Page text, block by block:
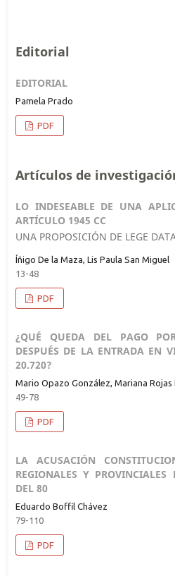
Editorial
EDITORIAL
Pamela Prado
PDF
Artículos de
LO INDESEABLE DE UNA
ARTÍCULO 1945 CC
UNA PROPOSICIÓN DE LEGE
Íñigo De la Maza, Lis Paula San Miguel
13-48
PDF
¿QUÉ QUEDA DEL PAGO
DESPUÉS DE LA ENTRADA EN
20.720?
Mario Opazo González, Mariana Rojas
49-78
PDF
LA ACUSACIÓN
REGIONALES Y
DEL 80
Eduardo Boffil Chávez
79-110
PDF